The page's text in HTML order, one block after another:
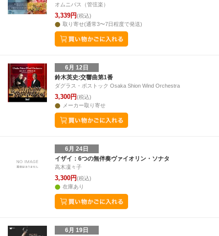
オムニバス（管弦楽）
3,339円(税込)
取り寄せ(通常3〜7日程度で発送)
6月 12日
鈴木英史:交響曲第1番
ダグラス・ボストック Osaka Shion Wind Orchestra
3,300円(税込)
メーカー取り寄せ
6月 24日
イザイ：6つの無伴奏ヴァイオリン・ソナタ
高木凜々子
3,300円(税込)
在庫あり
6月 19日